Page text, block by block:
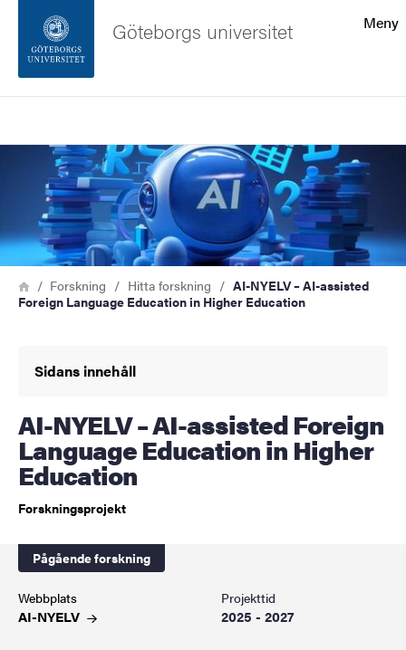
Sidfoten
Om webbplatsen
Meny
Göteborgs universitet
Bild
Länkstig
HemForskning Hitta forskning
AI-NYELV – AI-assisted
Foreign Language Education in Higher Education
Sidans innehåll
AI-NYELV – AI-assisted Foreign
Language Education in Higher
Education
Forskningsprojekt
Pågående forskning
Webbplats
AI-NYELV
Projekttid
2025 - 2027